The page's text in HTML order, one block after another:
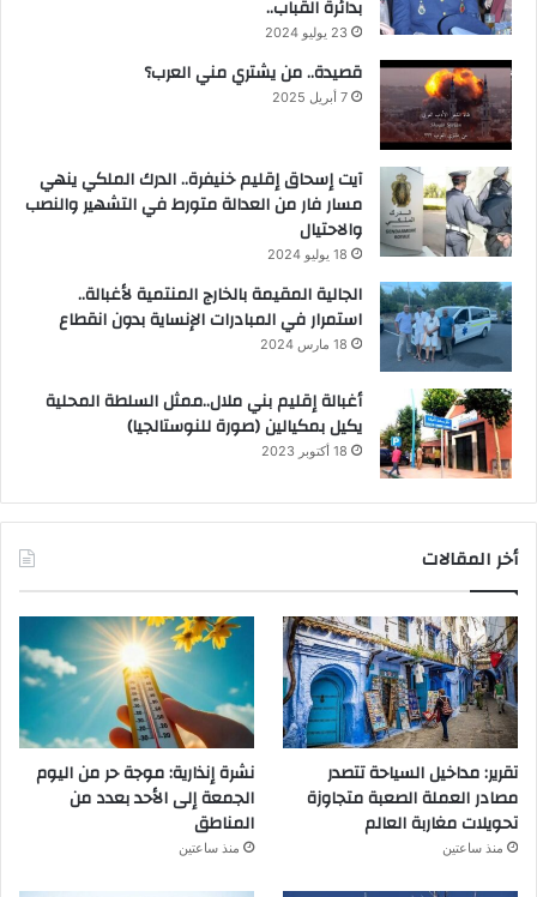
بدائرة القباب..
23 يوليو 2024
قصيدة.. من يشتري مني العرب؟
7 أبريل 2025
آيت إسحاق إقليم خنيفرة.. الدرك الملكي ينهي
مسار فار من العدالة متورط في التشهير والنصب
والاحتيال
18 يوليو 2024
الجالية المقيمة بالخارج المنتمية لأغبالة..
استمرار في المبادرات الإنساية بدون انقطاع
18 مارس 2024
أغبالة إقليم بني ملال..ممثل السلطة المحلية
يكيل بمكيالين (صورة للنوستالجيا)
18 أكتوبر 2023
أخر المقالات
تقرير: مداخيل السياحة تتصدر
مصادر العملة الصعبة متجاوزة
تحويلات مغاربة العالم
منذ ساعتين
نشرة إنذارية: موجة حر من اليوم
الجمعة إلى الأحد بعدد من
المناطق
منذ ساعتين